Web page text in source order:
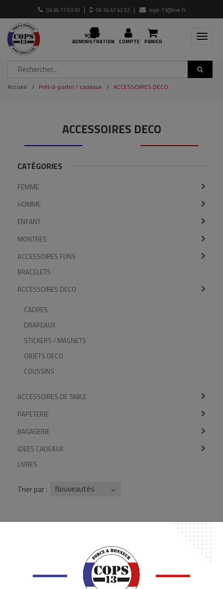
04 96 17 63 50 06 34 47 42 52 cops-13@live.fr
PANIER
COMPTE
ADMINISTRATION
Toggle
Accueil Prêt-à-porter / cadeaux ACCESSOIRES DECO
ACCESSOIRES DECO
CATÉGORIES
FEMME
HOMME
ENFANT
MONTRES
ACCESSOIRES FUNS
BRACELETS
ACCESSOIRES DECO
CADRES
DRAPEAUX
STICKERS / MAGNETS
OBJETS DECO
COUSSINS
ACCESSOIRES DE TABLE
PAPETERIE
BAGAGERIE
IDEES CADEAUX
LIVRES
Trier par : Nouveautés